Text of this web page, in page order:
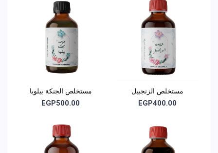
مستخلص الزنجبيل
EGP400.00
مستخلص الجنكة بيلوبا
EGP500.00